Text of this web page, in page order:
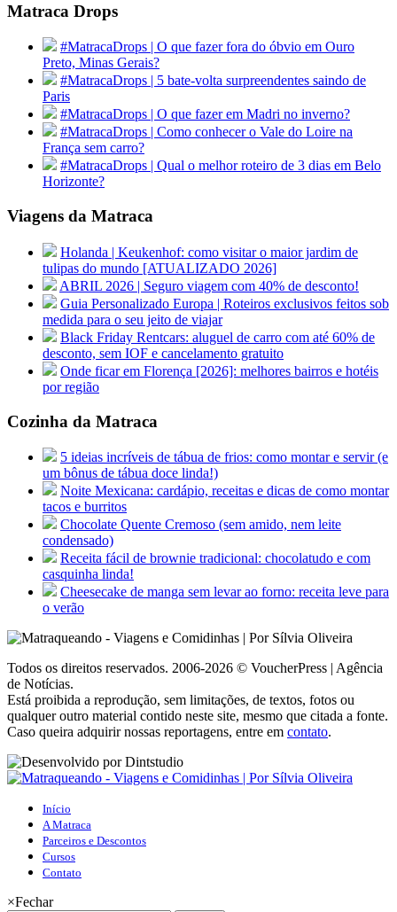
Matraca Drops
#MatracaDrops | O que fazer fora do óbvio em Ouro
Preto, Minas Gerais?
#MatracaDrops | 5 bate-volta surpreendentes saindo de
Paris
#MatracaDrops | O que fazer em Madri no inverno?
#MatracaDrops | Como conhecer o Vale do Loire na
França sem carro?
#MatracaDrops | Qual o melhor roteiro de 3 dias em Belo
Horizonte?
Viagens da Matraca
Holanda | Keukenhof: como visitar o maior jardim de
tulipas do mundo [ATUALIZADO 2026]
ABRIL 2026 | Seguro viagem com 40% de desconto!
Guia Personalizado Europa | Roteiros exclusivos feitos sob
medida para o seu jeito de viajar
Black Friday Rentcars: aluguel de carro com até 60% de
desconto, sem IOF e cancelamento gratuito
Onde ficar em Florença [2026]: melhores bairros e hotéis
por região
Cozinha da Matraca
5 ideias incríveis de tábua de frios: como montar e servir (e
um bônus de tábua doce linda!)
Noite Mexicana: cardápio, receitas e dicas de como montar
tacos e burritos
Chocolate Quente Cremoso (sem amido, nem leite
condensado)
Receita fácil de brownie tradicional: chocolatudo e com
casquinha linda!
Cheesecake de manga sem levar ao forno: receita leve para
o verão
Todos os direitos reservados. 2006-2026 © VoucherPress | Agência
de Notícias.
Está proibida a reprodução, sem limitações, de textos, fotos ou
qualquer outro material contido neste site, mesmo que citada a fonte.
Caso queira adquirir nossas reportagens, entre em contato.
Início
A Matraca
Parceiros e Descontos
Cursos
Contato
×Fechar